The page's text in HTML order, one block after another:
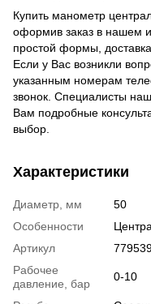
Купить манометр
оформив заказ в нашем
простой формы,
Если у Вас возникли
указанным номерам
звонок. Специалисты
Вам подробные
выбор.
Характеристики
Диаметр, мм
50
Особенности
Артикул
Рабочее
давление, бар
0-10